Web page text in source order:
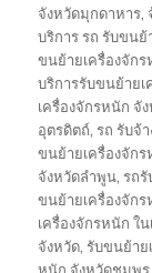
จังหวัดมุกดาหาร,
บริการ รถ รับขน
ขนย้ายเครื่องจัก
บริการรับขนย้าย
เครื่องจักรหนัก จั
อุตรดิตถ์,รถ รับจ้
ขนย้ายเครื่องจัก
จังหวัดลำพูน,รถ
ขนย้ายเครื่องจัก
เครื่องจักรหนัก ใ
จังหวัด,รับขนย้าย